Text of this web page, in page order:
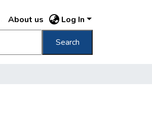
About us Log In
Search